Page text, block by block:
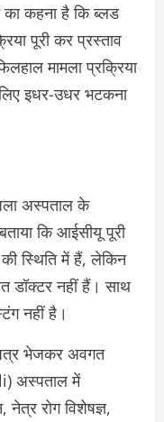
कहना है कि ब्लड
पूरी कर प्रस्ताव
मामला प्रक्रिया
इधर-उधर भटकना
अस्पताल के
कि आईसीयू पूरी
स्थिति में हैं, लेकिन
डॉक्टर नहीं हैं। साथ
नहीं है।
पत्र भेजकर अवगत
अस्पताल में
नेत्र रोग विशेषज्ञ,